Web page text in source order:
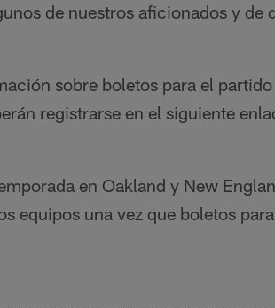
de nuestros aficionados y de
sobre boletos para el
registrarse en el siguiente
en Oakland y New
equipos una vez que boletos